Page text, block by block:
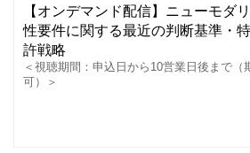
【オンデマンド配信】ニューモダ
性要件に関する最近の判断基準・
許戦略
＜視聴期間：申込日から10営業日後まで（
可）＞